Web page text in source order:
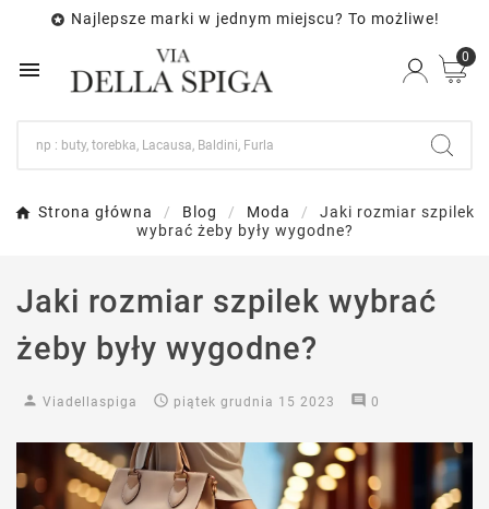
 Najlepsze marki w jednym miejscu? To możliwe!

0
Strona główna Blog Moda
Jaki rozmiar szpilek
wybrać żeby były wygodne?
Jaki rozmiar szpilek wybrać
żeby były wygodne?
person Viadellaspiga  piątek grudnia 15 2023 comment 0